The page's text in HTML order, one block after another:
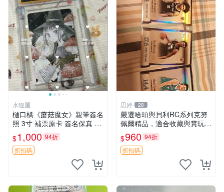
水狸屋
樋口橘《蘑菇魔女》親筆簽名
照 3寸 補票原卡 簽名保真 收
藏推薦 蘑菇魔女 樋口橘 照片
$1,000 94折
折扣碼
思婷 28
嚴選哈珀與貝利RC系列克努
佩爾精品，適合收藏與賞玩 R
C 玩具 陶瓷
$960 94折
折扣碼